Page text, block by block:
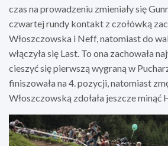
czas na prowadzeniu zmieniały się
czwartej rundy kontakt z czołówką
Włoszczowska i Neff, natomiast do
włączyła się Last. To ona zachowała
cieszyć się pierwszą wygraną w
finiszowała na 4. pozycji, natomiast
Włoszczowską zdołała jeszcze minąć